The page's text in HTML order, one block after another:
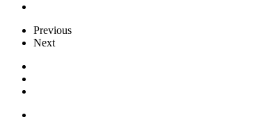
Previous
Next